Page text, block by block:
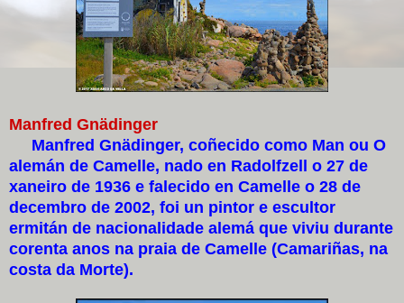
Manfred Gnädinger
Manfred Gnädinger, coñecido como Man ou O
alemán de Camelle, nado en Radolfzell o 27 de
xaneiro de 1936 e falecido en Camelle o 28 de
decembro de 2002, foi un pintor e escultor
ermitán de nacionalidade alemá que viviu durante
corenta anos na praia de Camelle (Camariñas, na
costa da Morte).